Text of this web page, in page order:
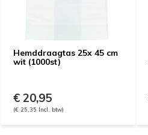
Hemddraagtas 25x 45 cm
wit (1000st)
€ 20,95
(€ 25,35 Incl. btw)